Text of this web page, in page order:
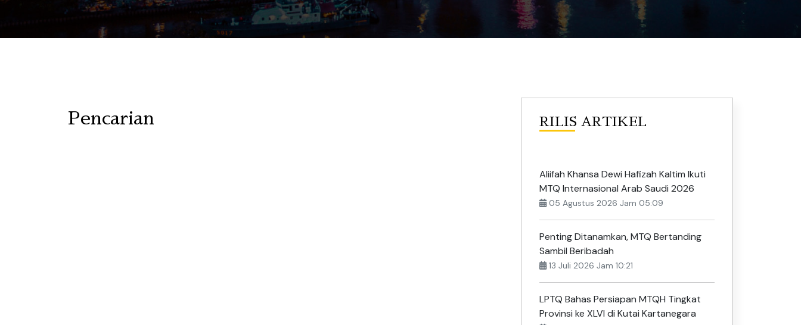
Pencarian RILIS ARTIKEL
Aliifah Khansa Dewi Hafizah Kaltim Ikuti
MTQ Internasional Arab Saudi 2026
05 Agustus 2026 Jam 05:09
Penting Ditanamkan, MTQ Bertanding
Sambil Beribadah
13 Juli 2026 Jam 10:21
LPTQ Bahas Persiapan MTQH Tingkat
Provinsi ke XLVI di Kutai Kartanegara